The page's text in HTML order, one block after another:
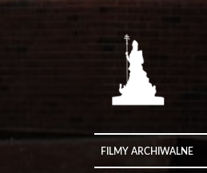
Link
FILMY ARCHIWALNE